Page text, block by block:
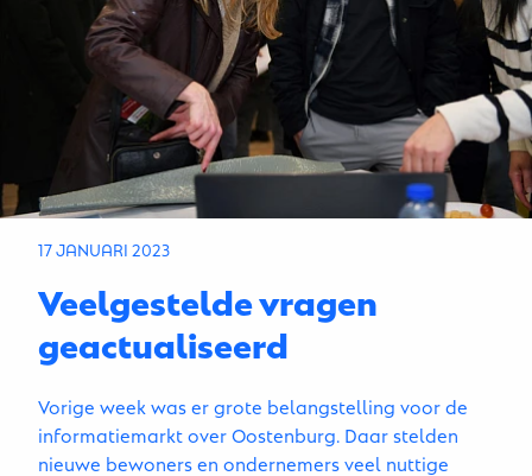
17 JANUARI 2023
Veelgestelde vragen
geactualiseerd
Vorige week was er grote belangstelling voor de
informatiemarkt over Oostenburg. Daar stelden
nieuwe bewoners en ondernemers veel nuttige